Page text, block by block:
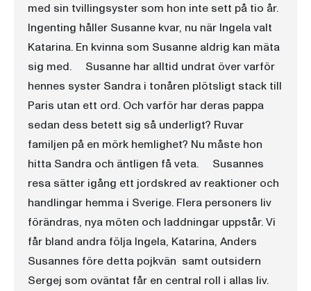
med sin tvillingsyster som hon inte sett på tio år.
Ingenting håller Susanne kvar, nu när Ingela valt
Katarina. En kvinna som Susanne aldrig kan mäta
sig med. Susanne har alltid undrat över varför
hennes syster Sandra i tonåren plötsligt stack till
Paris utan ett ord. Och varför har deras pappa
sedan dess betett sig så underligt? Ruvar
familjen på en mörk hemlighet? Nu måste hon
hitta Sandra och äntligen få veta. Susannes
resa sätter igång ett jordskred av reaktioner och
handlingar hemma i Sverige. Flera personers liv
förändras, nya möten och laddningar uppstår. Vi
får bland andra följa Ingela, Katarina, Anders 
Susannes före detta pojkvän  samt outsidern
Sergej som oväntat får en central roll i allas liv.